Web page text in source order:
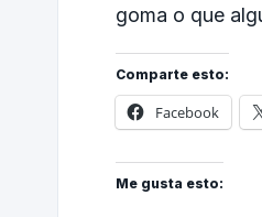
goma o que
Comparte esto:
Facebook
Me gusta esto: